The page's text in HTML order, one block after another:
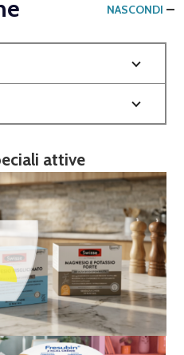
NASCONDI
attive